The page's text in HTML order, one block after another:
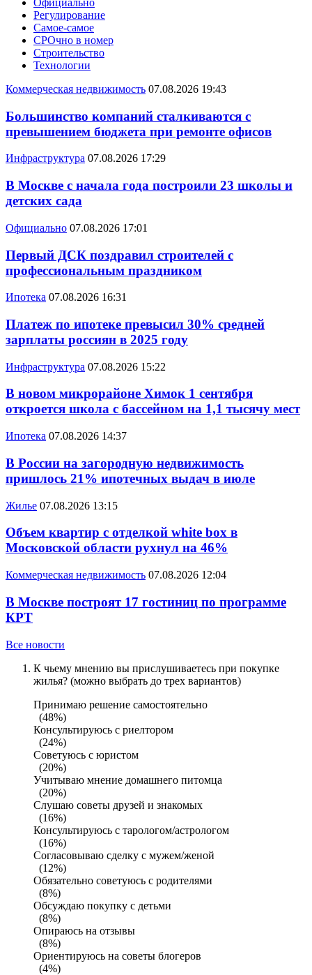
Официально
Регулирование
Самое-самое
СРОчно в номер
Строительство
Технологии
Коммерческая недвижимость 07.08.2026 19:43
Большинство компаний сталкиваются с
превышением бюджета при ремонте офисов
Инфраструктура 07.08.2026 17:29
В Москве с начала года построили 23 школы и
детских сада
Официально 07.08.2026 17:01
Первый ДСК поздравил строителей с
профессиональным праздником
Ипотека 07.08.2026 16:31
Платеж по ипотеке превысил 30% средней
зарплаты россиян в 2025 году
Инфраструктура 07.08.2026 15:22
В новом микрорайоне Химок 1 сентября
откроется школа с бассейном на 1,1 тысячу мест
Ипотека 07.08.2026 14:37
В России на загородную недвижимость
пришлось 21% ипотечных выдач в июле
Жилье 07.08.2026 13:15
Объем квартир с отделкой white box в
Московской области рухнул на 46%
Коммерческая недвижимость 07.08.2026 12:04
В Москве построят 17 гостиниц по программе
КРТ
Все новости
К чьему мнению вы прислушиваетесь при покупке
жилья? (можно выбрать до трех вариантов)
Принимаю решение самостоятельно
(48%)
Консультируюсь с риелтором
(24%)
Советуюсь с юристом
(20%)
Учитываю мнение домашнего питомца
(20%)
Слушаю советы друзей и знакомых
(16%)
Консультируюсь с тарологом/астрологом
(16%)
Согласовываю сделку с мужем/женой
(12%)
Обязательно советуюсь с родителями
(8%)
Обсуждаю покупку с детьми
(8%)
Опираюсь на отзывы
(8%)
Ориентируюсь на советы блогеров
(4%)